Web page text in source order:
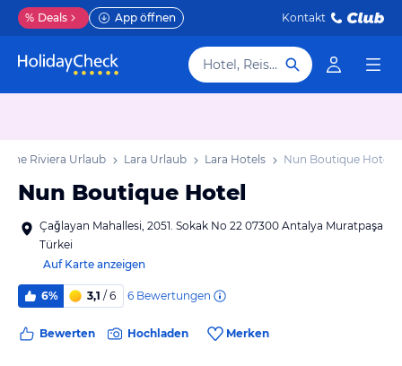
% Deals App öffnen Kontakt
Hotel, Reiseziel
Riviera Urlaub Lara Urlaub Lara Hotels Nun Boutique Hotel
Nun Boutique Hotel
Çağlayan Mahallesi, 2051. Sokak No 22 07300 Antalya Muratpaşa
Türkei
Auf Karte anzeigen
6% 3,1 / 6 6 Bewertungen
Bewerten Hochladen Merken